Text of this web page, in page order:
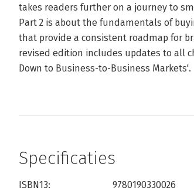
takes readers further on a journey to
Part 2 is about the fundamentals of
that provide a consistent roadmap for
revised edition includes updates to all
Down to Business-to-Business Markets'.
Specificaties
ISBN13:
9780190330026